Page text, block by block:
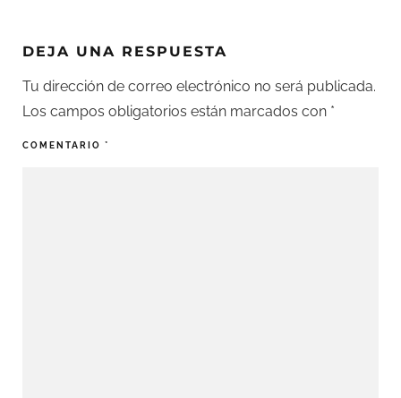
DEJA UNA RESPUESTA
Tu dirección de correo electrónico no será publicada.
Los campos obligatorios están marcados con *
COMENTARIO *